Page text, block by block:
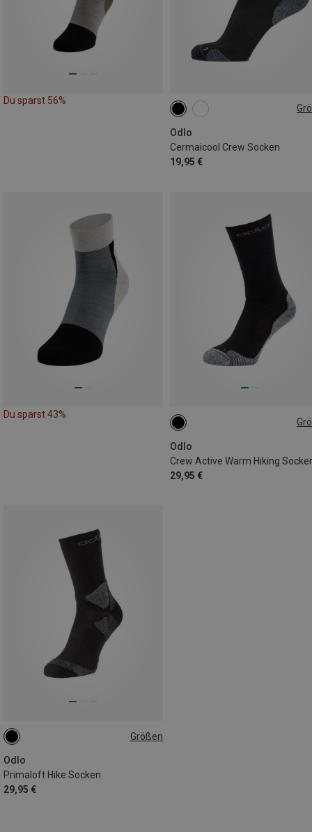
Du sparst 56%
Odlo
Cermaicool Crew Socken
19,95 €
36|37|38
45|46|47
Du sparst 43%
Odlo
Crew Active Warm Hiking
29,95 €
42|43|44
Größen
Odlo
Primaloft Hike Socken
29,95 €
36|37|38 45|46|47